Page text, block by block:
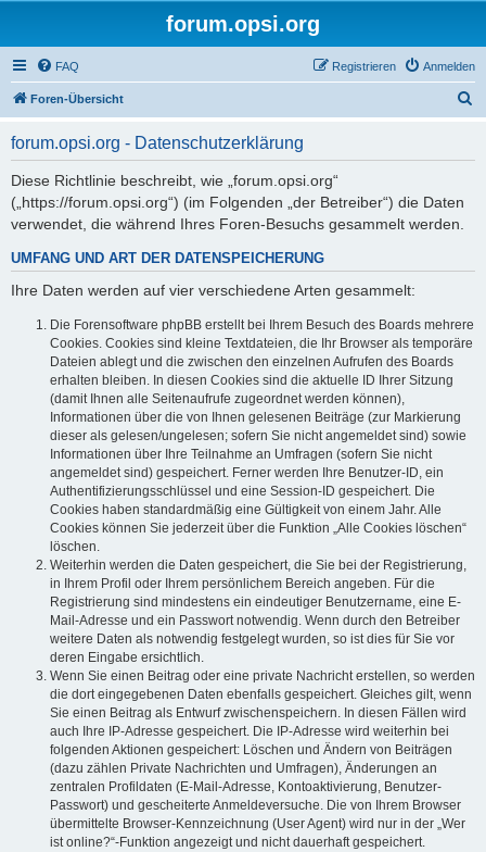
forum.opsi.org
FAQ Anmelden
Registrieren
Foren-Übersicht
forum.opsi.org - Datenschutzerklärung
Diese Richtlinie beschreibt, wie „forum.opsi.org“
(„https://forum.opsi.org“) (im Folgenden „der Betreiber“) die Daten
verwendet, die während Ihres Foren-Besuchs gesammelt werden.
UMFANG UND ART DER DATENSPEICHERUNG
Ihre Daten werden auf vier verschiedene Arten gesammelt:
Die Forensoftware phpBB erstellt bei Ihrem Besuch des Boards mehrere
Cookies. Cookies sind kleine Textdateien, die Ihr Browser als temporäre
Dateien ablegt und die zwischen den einzelnen Aufrufen des Boards
erhalten bleiben. In diesen Cookies sind die aktuelle ID Ihrer Sitzung
(damit Ihnen alle Seitenaufrufe zugeordnet werden können),
Informationen über die von Ihnen gelesenen Beiträge (zur Markierung
dieser als gelesen/ungelesen; sofern Sie nicht angemeldet sind) sowie
Informationen über Ihre Teilnahme an Umfragen (sofern Sie nicht
angemeldet sind) gespeichert. Ferner werden Ihre Benutzer-ID, ein
Authentifizierungsschlüssel und eine Session-ID gespeichert. Die
Cookies haben standardmäßig eine Gültigkeit von einem Jahr. Alle
Cookies können Sie jederzeit über die Funktion „Alle Cookies löschen“
löschen.
Weiterhin werden die Daten gespeichert, die Sie bei der Registrierung,
in Ihrem Profil oder Ihrem persönlichem Bereich angeben. Für die
Registrierung sind mindestens ein eindeutiger Benutzername, eine E-
Mail-Adresse und ein Passwort notwendig. Wenn durch den Betreiber
weitere Daten als notwendig festgelegt wurden, so ist dies für Sie vor
deren Eingabe ersichtlich.
Wenn Sie einen Beitrag oder eine private Nachricht erstellen, so werden
die dort eingegebenen Daten ebenfalls gespeichert. Gleiches gilt, wenn
Sie einen Beitrag als Entwurf zwischenspeichern. In diesen Fällen wird
auch Ihre IP-Adresse gespeichert. Die IP-Adresse wird weiterhin bei
folgenden Aktionen gespeichert: Löschen und Ändern von Beiträgen
(dazu zählen Private Nachrichten und Umfragen), Änderungen an
zentralen Profildaten (E-Mail-Adresse, Kontoaktivierung, Benutzer-
Passwort) und gescheiterte Anmeldeversuche. Die von Ihrem Browser
übermittelte Browser-Kennzeichnung (User Agent) wird nur in der „Wer
ist online?“-Funktion angezeigt und nicht dauerhaft gespeichert.